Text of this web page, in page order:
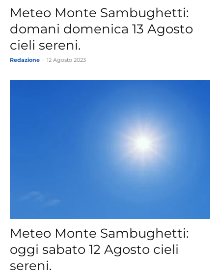
Meteo Monte Sambughetti:
domani domenica 13 Agosto
cieli sereni.
Redazione 12 Agosto 2023
Meteo Monte Sambughetti:
oggi sabato 12 Agosto cieli
sereni.